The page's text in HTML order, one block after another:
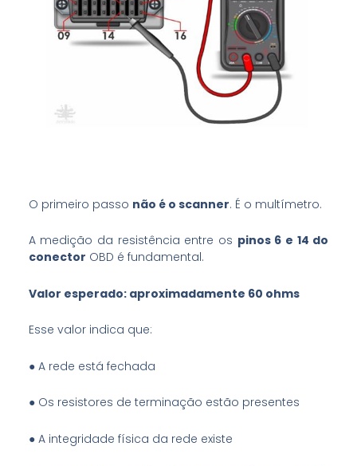
O primeiro passo não é o scanner. É o multímetro.
A medição da resistência entre os pinos 6 e 14 do
conector OBD é fundamental.
Valor esperado: aproximadamente 60 ohms
Esse valor indica que:
● A rede está fechada
● Os resistores de terminação estão presentes
● A integridade física da rede existe